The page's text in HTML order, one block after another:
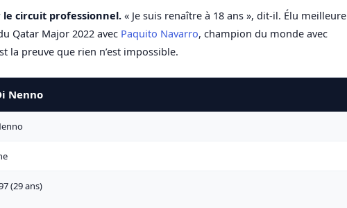
circuit professionnel. « Je suis renaître à 18 ans », dit-il. Élu meilleure
Qatar Major 2022 avec Paquito Navarro, champion du monde avec
la preuve que rien n’est impossible.
Nenno
(29 ans)